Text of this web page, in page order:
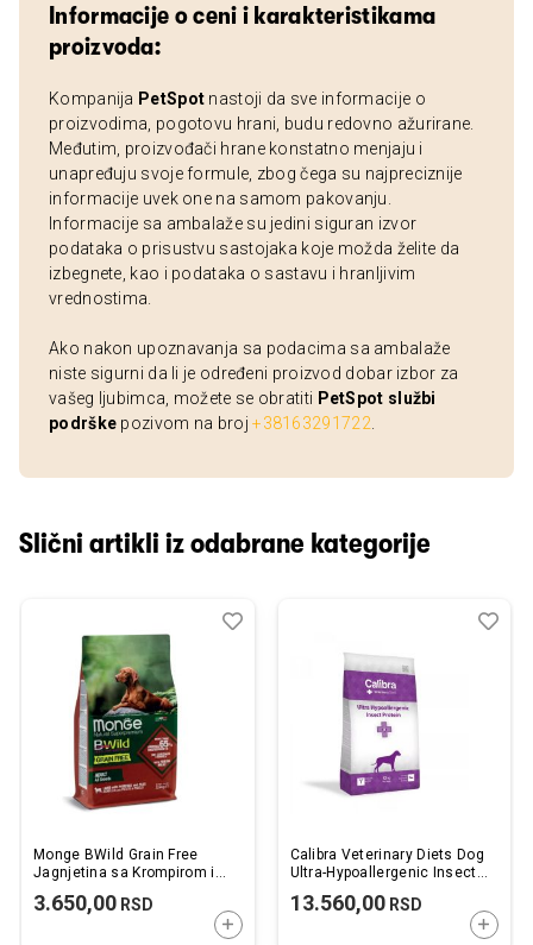
Informacije o ceni i karakteristikama
proizvoda:
Kompanija PetSpot nastoji da sve informacije o
proizvodima, pogotovu hrani, budu redovno ažurirane.
Međutim, proizvođači hrane konstatno menjaju i
unapređuju svoje formule, zbog čega su najpreciznije
informacije uvek one na samom pakovanju.
Informacije sa ambalaže su jedini siguran izvor
podataka o prisustvu sastojaka koje možda želite da
izbegnete, kao i podataka o sastavu i hranljivim
vrednostima.
Ako nakon upoznavanja sa podacima sa ambalaže
niste sigurni da li je određeni proizvod dobar izbor za
vašeg ljubimca, možete se obratiti PetSpot službi
podrške pozivom na broj+38163291722
Slični artikli iz odabrane kategorije
Monge BWild Grain Free
Jagnjetina sa Krompirom i
3.650,00 RSD
DODAJTE U KORPU
Dodaj
Uporedi
Calibra Veterinary Diets Dog
Ultra-Hypoallergenic Insect
13.560,00RSD